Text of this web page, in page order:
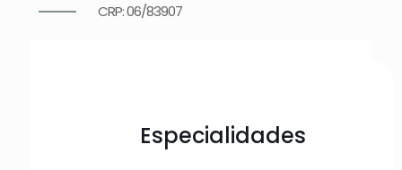
CRP: 06/83907
Especialidades